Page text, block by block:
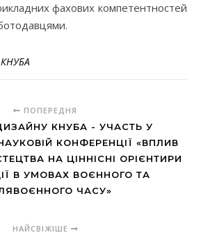
фахових компетентностей
ПОПЕРЕДНЯ
КНУБА - УЧАСТЬ У
КОНФЕРЕНЦІЇ «ВПЛИВ
НА ЦІННІСНІ ОРІЄНТИРИ
В УМОВАХ ВОЄННОГО ТА
ЧАСУ»
НАЙСВІЖІШЕ